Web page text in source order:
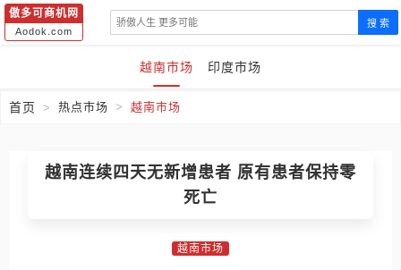
傲多可商机网
Aodok.com
搜 索
越南市场 印度市场
首页 热点市场 越南市场
越南连续四天无新增患者 原有患者保持零
死亡
越南市场